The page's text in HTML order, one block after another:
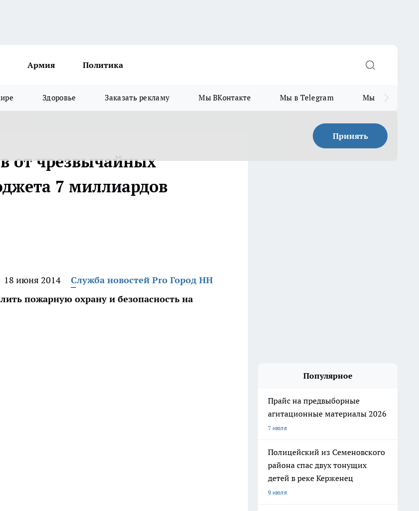
Армия Политика
Здоровье Заказать рекламу Мы ВКонтакте Мы в Telegram Мы в MAX
Принять
от чрезвычайных
7 миллиардов
18 июня 2014
Служба новостей Pro Город НН
пожарную охрану и безопасность на
Популярное
Прайс на предвыборные
агитационные материалы 2026
7 июля
Полицейский из Семеновского
района спас двух тонущих
детей в реке Керженец
9 июля